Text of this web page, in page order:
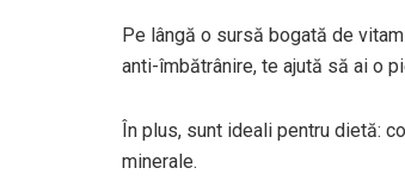
Pe lângă o sursă bogată de
anti-îmbătrânire, te ajută să ai o
În plus, sunt ideali pentru dietă:
minerale.